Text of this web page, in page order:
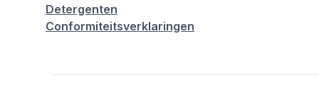
Detergenten
Conformiteitsverklaringen